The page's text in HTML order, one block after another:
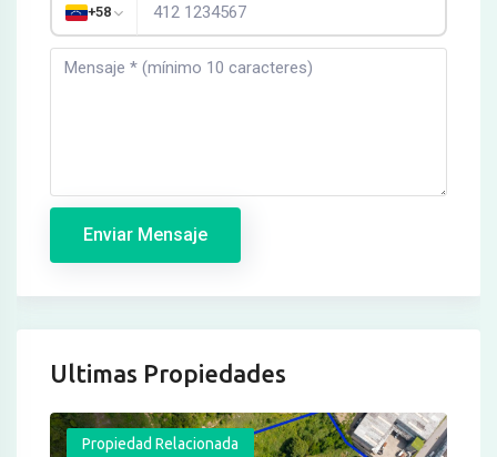
+58
Enviar Mensaje
Ultimas Propiedades
Propiedad Relacionada